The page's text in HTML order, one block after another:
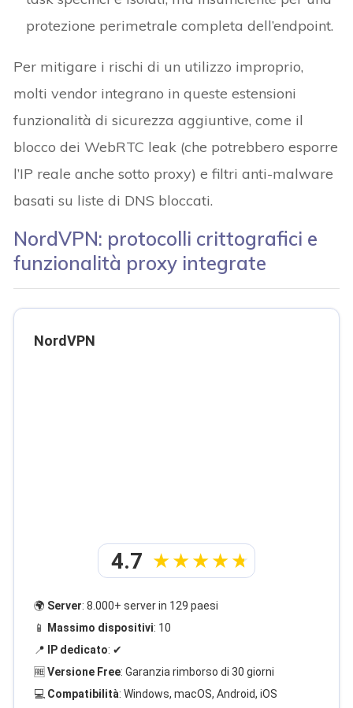
protezione perimetrale completa dell’endpoint.
Per mitigare i rischi di un utilizzo improprio,
molti vendor integrano in queste estensioni
funzionalità di sicurezza aggiuntive, come il
blocco dei WebRTC leak (che potrebbero esporre
l’IP reale anche sotto proxy) e filtri anti-malware
basati su liste di DNS bloccati.
NordVPN: protocolli crittografici e
funzionalità proxy integrate
NordVPN
4.7
🌍 Server: 8.000+ server in 129 paesi
📱
Massimo dispositivi: 10
📍
IP dedicato: ✔
🆓Versione Free: Garanzia rimborso di 30 giorni
💻 Compatibilità: Windows, macOS, Android, iOS